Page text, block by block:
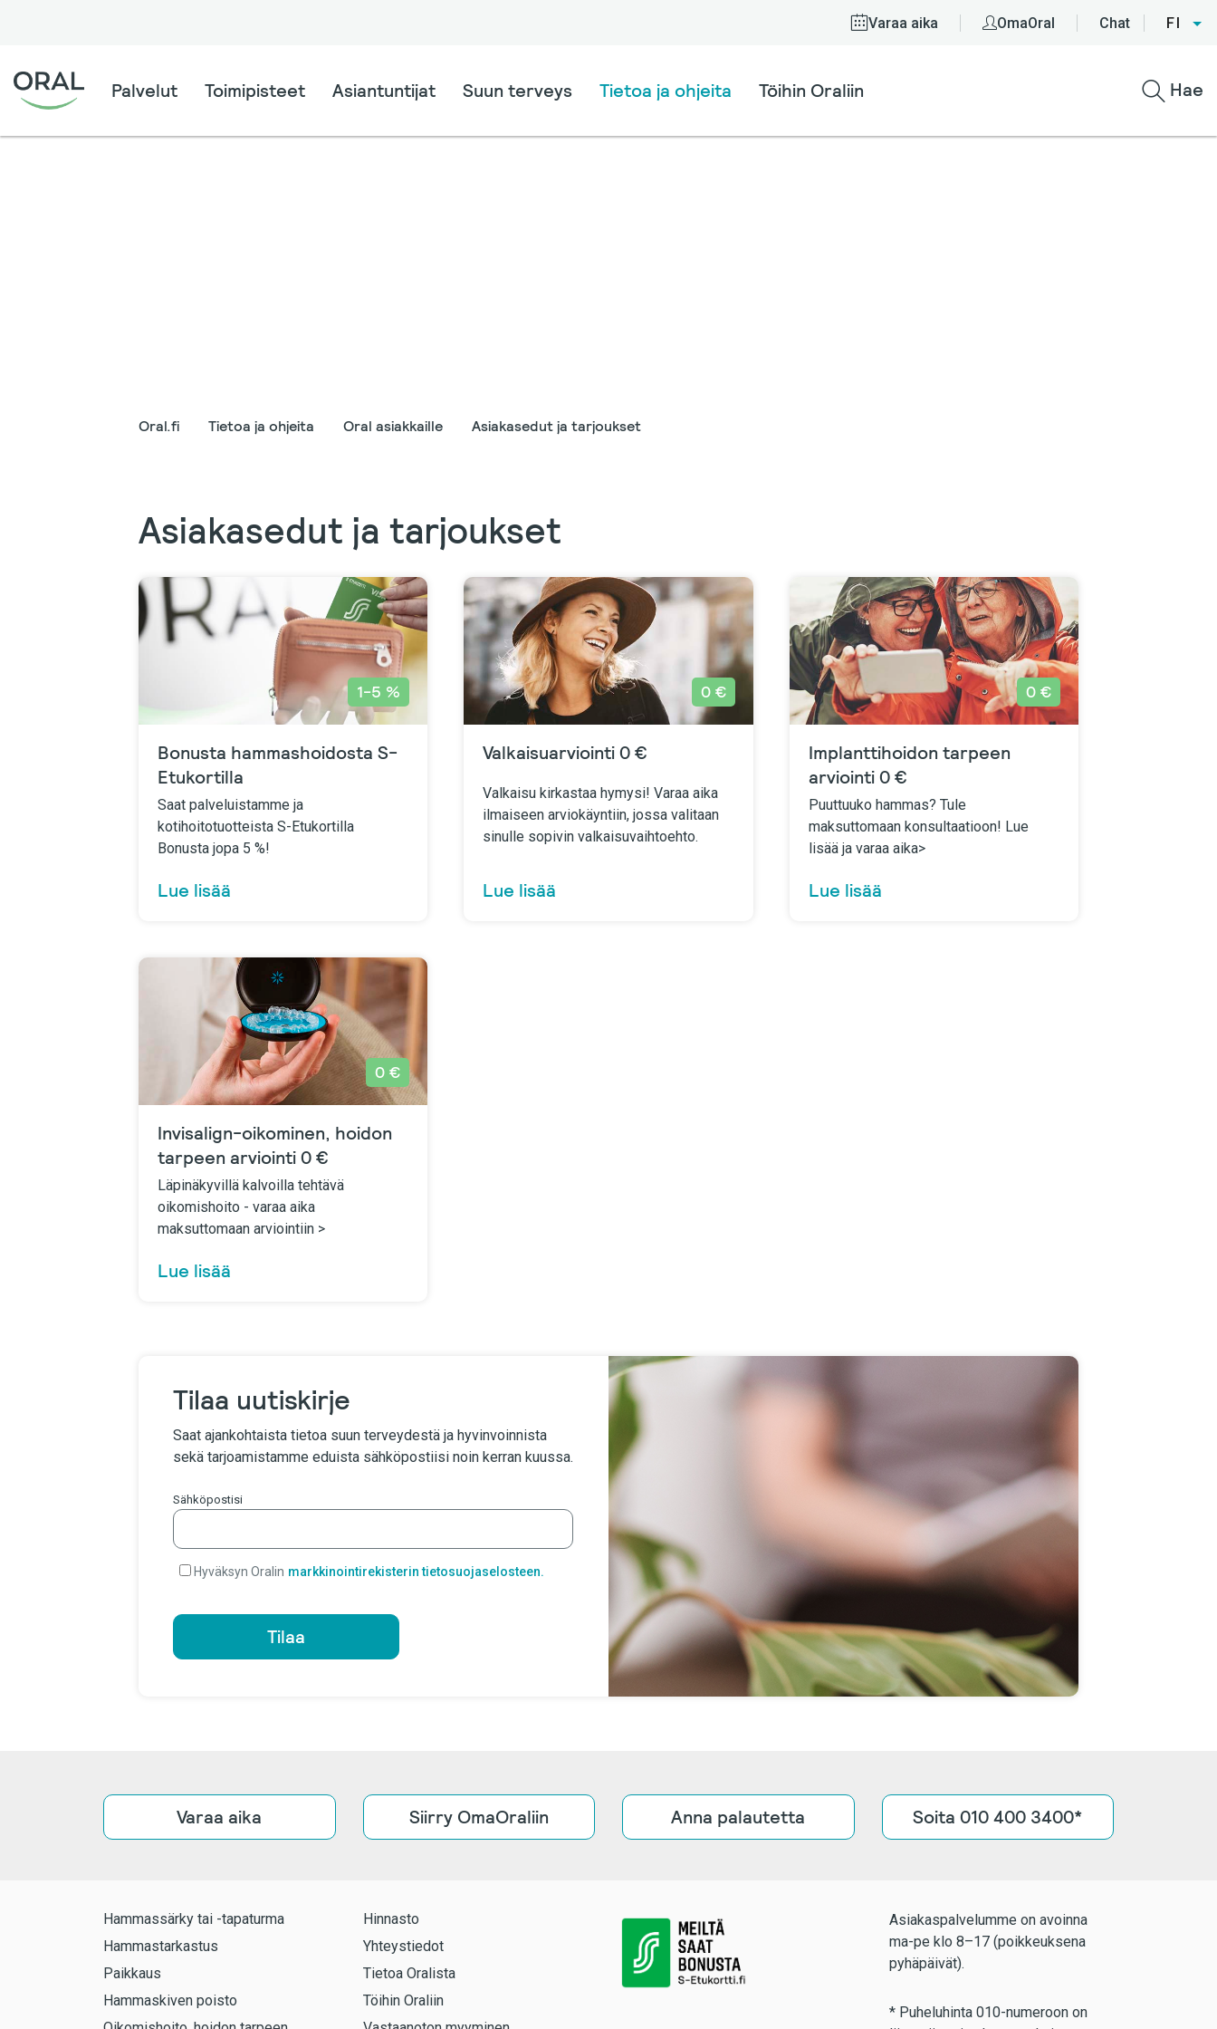
Varaa aika OmaOral Chat FI
Palvelut Toimipisteet Asiantuntijat Suun terveys Tietoa ja ohjeita Töihin Oraliin Hae
Oral.fi Tietoa ja ohjeita Oral asiakkaille Asiakasedut ja tarjoukset
Asiakasedut ja tarjoukset
1-5 %
Bonusta hammashoidosta S-
Etukortilla
Saat palveluistamme ja
kotihoitotuotteista S-Etukortilla
Bonusta jopa 5 %!
Lue lisää
0 €
Valkaisuarviointi 0 €
Valkaisu kirkastaa hymysi! Varaa aika
ilmaiseen arviokäyntiin, jossa valitaan
sinulle sopivin valkaisuvaihtoehto.
Lue lisää
0 €
Implanttihoidon tarpeen
arviointi 0 €
Puuttuuko hammas? Tule
maksuttomaan konsultaatioon! Lue
lisää ja varaa aika>
Lue lisää
0 €
Invisalign-oikominen, hoidon
tarpeen arviointi 0 €
Läpinäkyvillä kalvoilla tehtävä
oikomishoito - varaa aika
maksuttomaan arviointiin >
Lue lisää
Tilaa uutiskirje
Saat ajankohtaista tietoa suun terveydestä ja hyvinvoinnista
sekä tarjoamistamme eduista sähköpostiisi noin kerran kuussa.
Sähköpostisi
Hyväksyn Oralin markkinointirekisterin tietosuojaselosteen.
Tilaa
Varaa aika Siirry OmaOraliin Anna palautetta Soita 010 400 3400*
Hammassärky tai -tapaturma
Hammastarkastus
Paikkaus
Hammaskiven poisto
Hinnasto
Yhteystiedot
Tietoa Oralista
Töihin Oraliin
Asiakaspalvelumme on avoinna
ma-pe klo 8–17 (poikkeuksena
pyhäpäivät).
* Puheluhinta 010-numeroon on